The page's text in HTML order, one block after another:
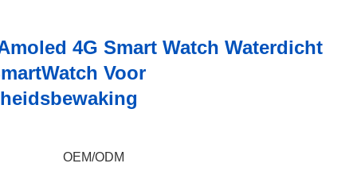
4G Smart Watch Waterdicht
Voor
OEM/ODM